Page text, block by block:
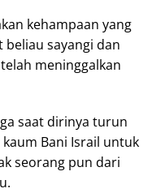
kehampaan yang
beliau sayangi dan
meninggalkan
saat dirinya turun
Bani Israil untuk
seorang pun dari